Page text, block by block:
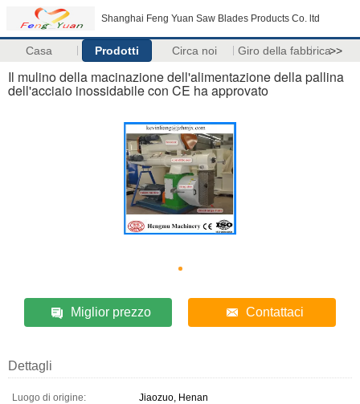
Shanghai Feng Yuan Saw Blades Products Co. ltd
Casa Prodotti Circa noi Giro della fabbrica>>
Il mulino della macinazione dell'alimentazione della pallina
dell'acciaio inossidabile con CE ha approvato
Miglior prezzo Contattaci
Dettagli
Luogo di origine:
Jiaozuo, Henan